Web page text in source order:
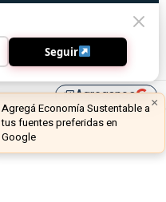
library_addAgreganos
Seguir